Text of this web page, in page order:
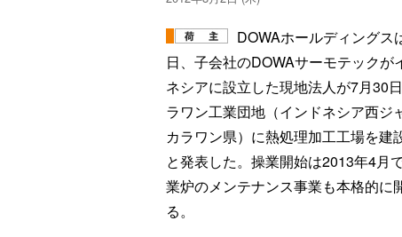
DOWAホールディングス
日、子会社のDOWAサーモテックが
ネシアに設立した現地法人が7月30
ラワン工業団地（インドネシア西ジ
カラワン県）に熱処理加工工場を建
と発表した。操業開始は2013年4月
業炉のメンテナンス事業も本格的に
る。